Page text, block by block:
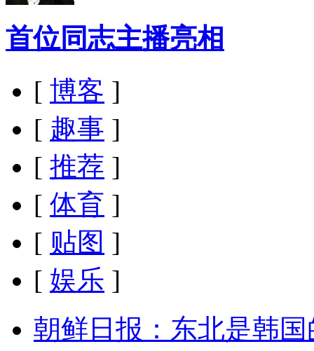
首位同志主播亮相
[ 博客 ]
[ 趣事 ]
[ 推荐 ]
[ 体育 ]
[ 贴图 ]
[ 娱乐 ]
朝鲜日报：东北是韩国